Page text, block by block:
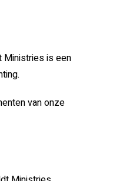
Ministries is een
van onze